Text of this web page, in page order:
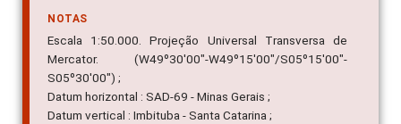
NOTAS
Escala 1:50.000. Projeção Universal Transversa de
Mercator. (W49º30'00"-W49º15'00"/S05º15'00"-
S05º30'00") ;
Datum horizontal : SAD-69 - Minas Gerais ;
Datum vertical : Imbituba - Santa Catarina ;